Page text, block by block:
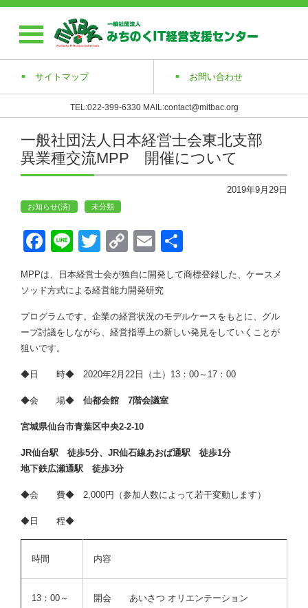
サイトマップ お問い合わせ
TEL:022-399-6330 MAIL:contact@mitbac.org
一般社団法人日本経営士会東北支部
異業種交流MPP 開催について
2019年9月29日
お知らせ(済) 未分類
Face Line Twitt Copy Emai
MPPは、日本経営士会が独自に開発して商標登録した、ケースメ
ソッド方式による経営能力開発研究
プログラムです。企業の経営状況のモデルケースをもとに、グル
ープ討議をしながら、経営指導上の新しい発見をしていくことが
狙いです。
◆日 時◆ 2020年2月22日（土）13：00～17：00
◆会 場◆ 仙都会館 7階会議室
宮城県仙台市青葉区中央2-2-10
JR仙台駅 徒歩5分、JR仙石線あおば通駅 徒歩1分
地下鉄広瀬通駅 徒歩3分
◆会 費◆ 2,000円（参加人数によって若干変動します）
◆日 程◆
時間 内容
13：00～
開会 あいさつ オリエンテーション